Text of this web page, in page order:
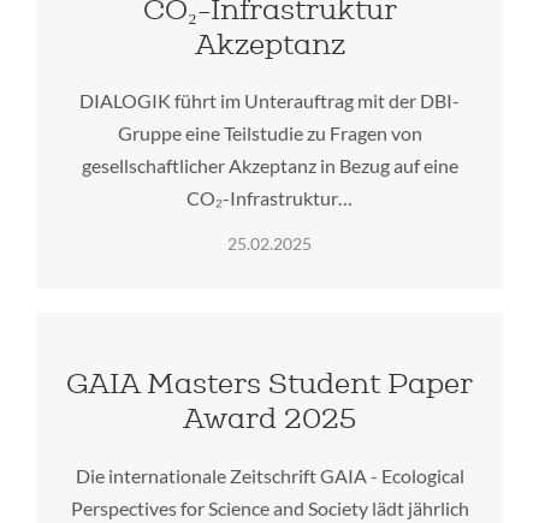
CO₂-Infrastruktur
Akzeptanz
DIALOGIK führt im Unterauftrag mit der DBI-
Gruppe eine Teilstudie zu Fragen von
gesellschaftlicher Akzeptanz in Bezug auf eine
CO₂-Infrastruktur…
25.02.2025
GAIA Masters Student Paper
Award 2025
Die internationale Zeitschrift GAIA - Ecological
Perspectives for Science and Society lädt jährlich